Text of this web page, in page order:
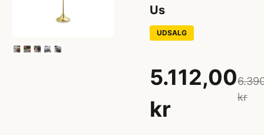
Us
UDSALG
5.112,00
kr
kr